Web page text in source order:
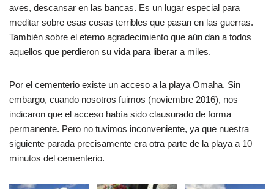
aves, descansar en las bancas. Es un lugar especial para
meditar sobre esas cosas terribles que pasan en las guerras.
También sobre el eterno agradecimiento que aún dan a todos
aquellos que perdieron su vida para liberar a miles.
Por el cementerio existe un acceso a la playa Omaha. Sin
embargo, cuando nosotros fuimos (noviembre 2016), nos
indicaron que el acceso había sido clausurado de forma
permanente. Pero no tuvimos inconveniente, ya que nuestra
siguiente parada precisamente era otra parte de la playa a 10
minutos del cementerio.